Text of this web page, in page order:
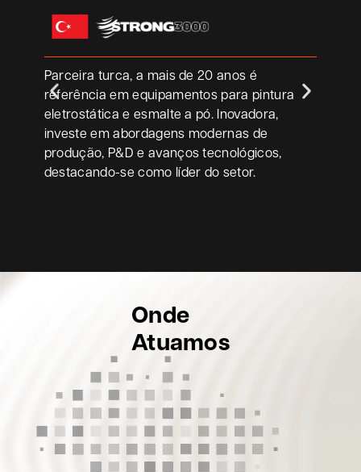
Parceira turca, a mais de 20 anos é
referência em equipamentos para pintura
eletrostática e esmalte a pó. Inovadora,
investe em abordagens modernas de
produção, P&D e avanços tecnológicos,
destacando-se como líder do setor.
Onde
Atuamos